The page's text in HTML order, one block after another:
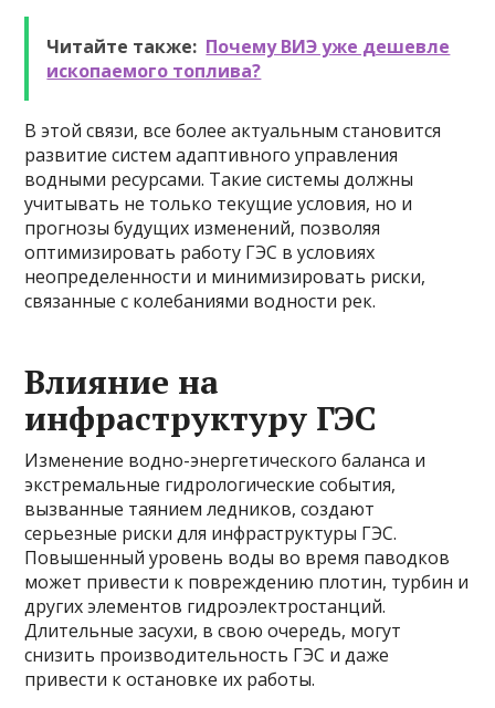
Читайте также: Почему ВИЭ уже дешевле
ископаемого топлива?
В этой связи, все более актуальным становится
развитие систем адаптивного управления
водными ресурсами. Такие системы должны
учитывать не только текущие условия, но и
прогнозы будущих изменений, позволяя
оптимизировать работу ГЭС в условиях
неопределенности и минимизировать риски,
связанные с колебаниями водности рек.
Влияние на
инфраструктуру ГЭС
Изменение водно-энергетического баланса и
экстремальные гидрологические события,
вызванные таянием ледников, создают
серьезные риски для инфраструктуры ГЭС.
Повышенный уровень воды во время паводков
может привести к повреждению плотин, турбин и
других элементов гидроэлектростанций.
Длительные засухи, в свою очередь, могут
снизить производительность ГЭС и даже
привести к остановке их работы.